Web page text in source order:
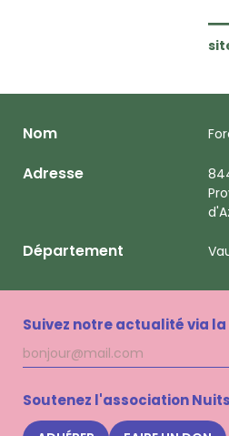
Nom
Adresse
Département
Suivez notre actualité via
Adresse
mail
Soutenez l'association